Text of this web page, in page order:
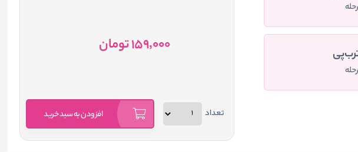
159٬000تومان
تعداد افزودن به سبد خرید